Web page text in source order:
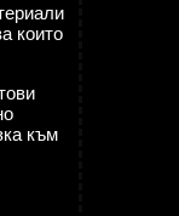
които
към